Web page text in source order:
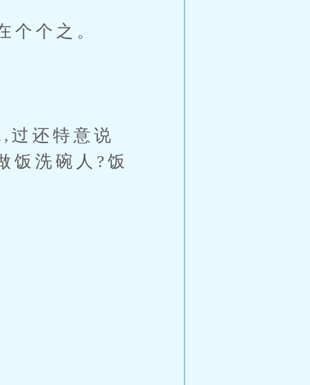
个之。
还特意说
饭洗碗人?饭